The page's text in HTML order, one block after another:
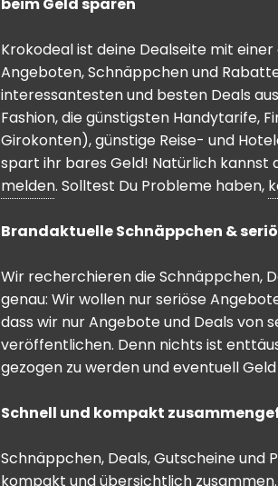
Krokodeal ist deine Dealseite mit
Angeboten, Schnäppchen und
interessantesten und besten Deals
Fashion, die günstigsten Handytarife,
Girokonten), günstige Reise- und
spart ihr bares Geld! Natürlich kannst
melden. Solltest Du Probleme haben,
Brandaktuelle Schnäppchen &
Wir recherchieren die Schnäppchen,
genau: Wir wollen nur seriöse
dass wir nur Angebote und Deals von
veröffentlichen. Denn nichts ist
gezogen zu werden und eventuell
Schnell und kompakt
Schnäppchen, Deals, Gutscheine und
kompakt und übersichtlich